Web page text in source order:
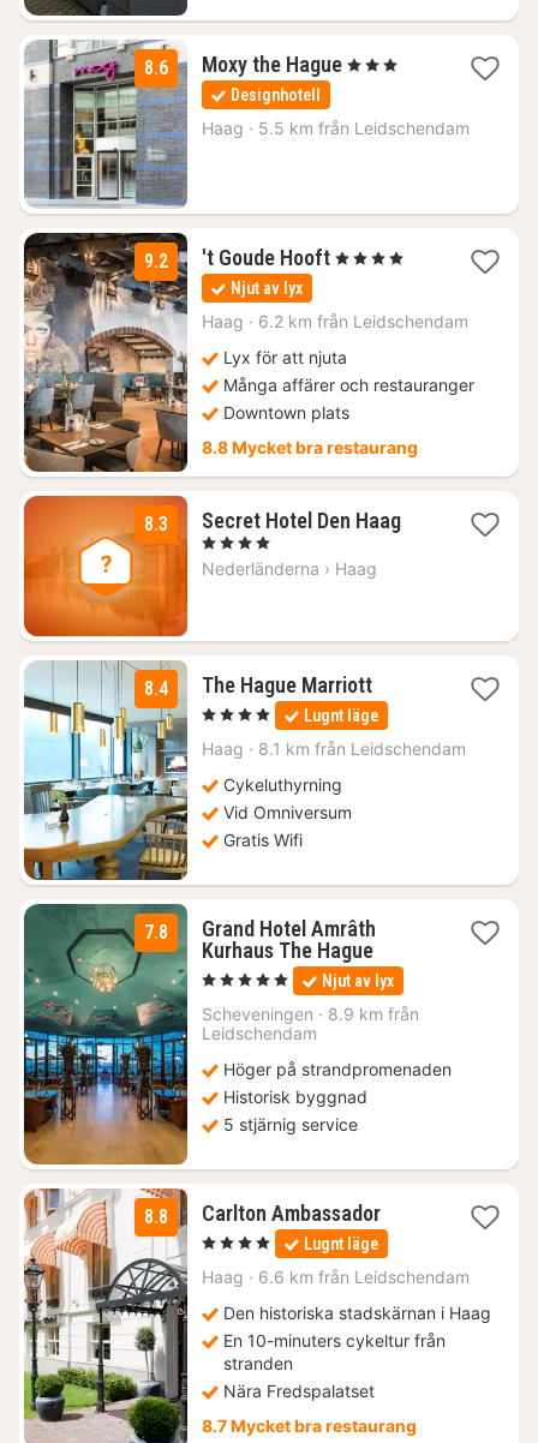
8.6 Moxy the Hague2
1490
, 3 Stjärnor
Designhotell
Haag · 5.5 km från Leidschendam
9.2 't Goude Hooft1
2157
, 4 Stjärnor
Njut av lyx
Haag · 6.2 km från Leidschendam
Lyx för att njuta
Många affärer och restauranger
Downtown plats
8.8 Mycket bra restaurang
8.3 Secret Hotel Den Haag2
, 4 Stjärnor
Nederländerna › Haag
8.4 The Hague Marriott1
natt
från
1585
, 4 Stjärnor Lugnt läge
Haag · 8.1 km från Leidschendam
Cykeluthyrning
Vid Omniversum
Gratis Wifi
7.8
Grand Hotel Amrâth
Kurhaus The Hague1
natt
från
1571
, 5 Stjärnor Njut av lyx
Scheveningen · 8.9 km från
Leidschendam
Höger på strandpromenaden
Historisk byggnad
5 stjärnig service
8.8 Carlton Ambassador1
natt
från
1507
, 4 Stjärnor Lugnt läge
Haag · 6.6 km från Leidschendam
Den historiska stadskärnan i Haag
En 10-minuters cykeltur från
stranden
Nära Fredspalatset
8.7 Mycket bra restaurang